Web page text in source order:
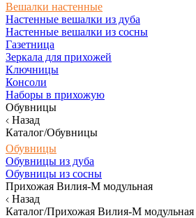
Вешалки настенные
Настенные вешалки из дуба
Настенные вешалки из сосны
Газетница
Зеркала для прихожей
Ключницы
Консоли
Наборы в прихожую
Обувницы
Назад
Каталог/Обувницы
Обувницы
Обувницы из дуба
Обувницы из сосны
Прихожая Вилия-М модульная
Назад
Каталог/Прихожая Вилия-М модульная